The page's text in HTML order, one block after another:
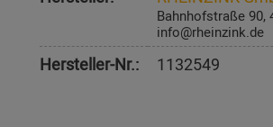
Bahnhofstraße 90,
info@rheinzink.de
Hersteller-Nr.: 1132549